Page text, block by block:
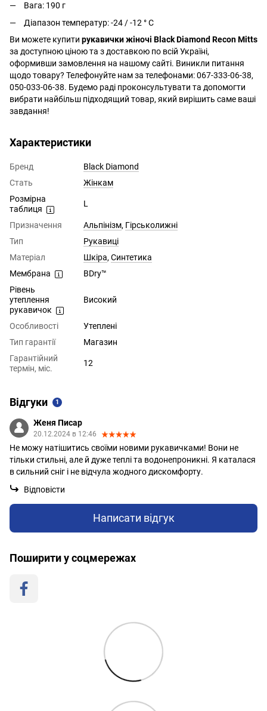
Вага: 190 г
Діапазон температур: -24 / -12 ° C
Ви можете купити рукавички жіночі Black Diamond Recon Mitts
за доступною ціною та з доставкою по всій Україні,
оформивши замовлення на нашому сайті. Виникли питання
щодо товару? Телефонуйте нам за телефонами: 067-333-06-38,
050-033-06-38. Будемо раді проконсультувати та допомогти
вибрати найбільш підходящий товар, який вирішить саме ваші
завдання!
Характеристики
Бренд
Black Diamond
Стать
Жінкам
Розмірна
таблиця
L
Призначення Альпінізм, Гірськолижні
Тип
Рукавиці
Матеріал
Шкіра, Синтетика
Мембрана
BDry™
Рівень
утеплення
рукавичок
Високий
Особливості
Утеплені
Тип гарантії
Магазин
Гарантійний
термін, міс.
12
Відгуки 1
Женя Писар
20.12.2024 в 12:46
Не можу натішитись своїми новими рукавичками! Вони не
тільки стильні, але й дуже теплі та водонепроникні. Я каталася
в сильний сніг і не відчула жодного дискомфорту.
Відповісти
Написати відгук
Поширити у соцмережах